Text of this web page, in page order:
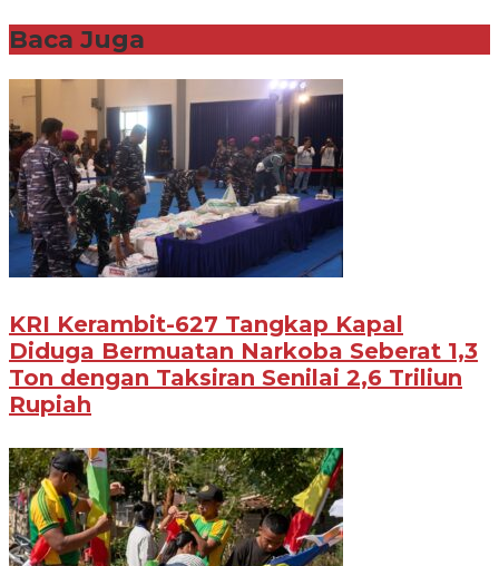
Baca Juga
KRI Kerambit-627 Tangkap Kapal
Diduga Bermuatan Narkoba Seberat 1,3
Ton dengan Taksiran Senilai 2,6 Triliun
Rupiah